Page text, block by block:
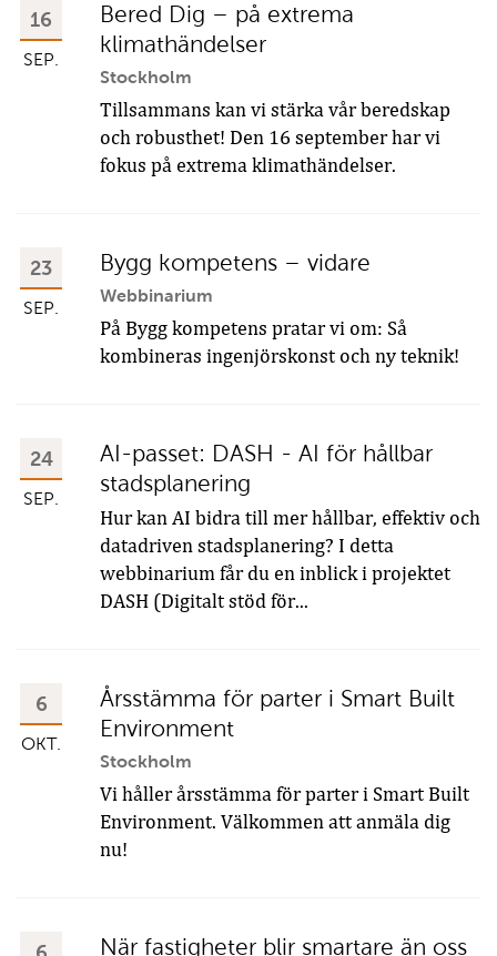
16
SEP.
Bered Dig – på extrema
klimathändelser
Stockholm
Tillsammans kan vi stärka vår beredskap
och robusthet! Den 16 september har vi
fokus på extrema klimathändelser.
23
SEP.
Bygg kompetens – vidare
Webbinarium
På Bygg kompetens pratar vi om: Så
kombineras ingenjörskonst och ny teknik!
24
SEP.
AI-passet: DASH - AI för hållbar
stadsplanering
Hur kan AI bidra till mer hållbar, effektiv och
datadriven stadsplanering? I detta
webbinarium får du en inblick i projektet
DASH (Digitalt stöd för...
6
OKT.
Årsstämma för parter i Smart Built
Environment
Stockholm
Vi håller årsstämma för parter i Smart Built
Environment. Välkommen att anmäla dig
nu!
När fastigheter blir smartare än oss